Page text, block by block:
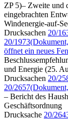
ZP 5)– Zweite und
eingebrachten
Windenergie-auf-
Drucksachen 20/
20/1973
öffnet ein neues
und Energie (25.
Drucksachen 20/
20/2657
– Bericht des
Geschäftsordnung
Drucksache 20/